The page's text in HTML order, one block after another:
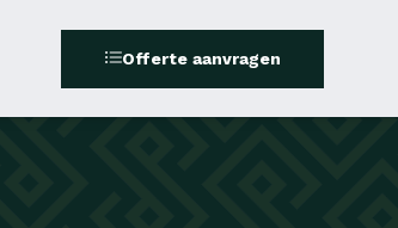
Offerte aanvragen